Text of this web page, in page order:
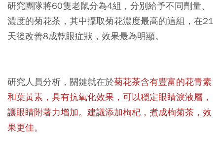
研究團隊將60隻老鼠分為4組，分別給予不同劑量、
濃度的菊花茶，其中攝取菊花濃度最高的這組，在21
天後改善8成乾眼症狀，效果最為明顯。
研究人員分析，關鍵就在於菊花茶含有豐富的花青素
和葉黃素，具有抗氧化效果，可以穩定眼睛淚液層，
讓眼睛附著力增加。建議添加枸杞，煮成枸菊茶，效
果更佳。